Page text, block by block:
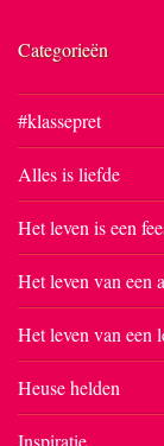
Categorieën
#klassepret
Alles is liefde
Het leven is een
Het leven van een
Het leven van een
Heuse helden
Inspiratie